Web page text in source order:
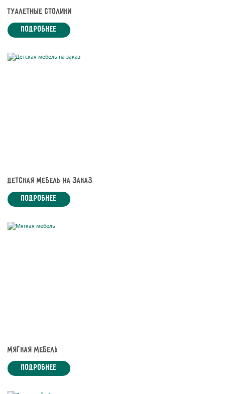
Туалетные столики
подробнее
Детская мебель на заказ
подробнее
Мягкая мебель
подробнее